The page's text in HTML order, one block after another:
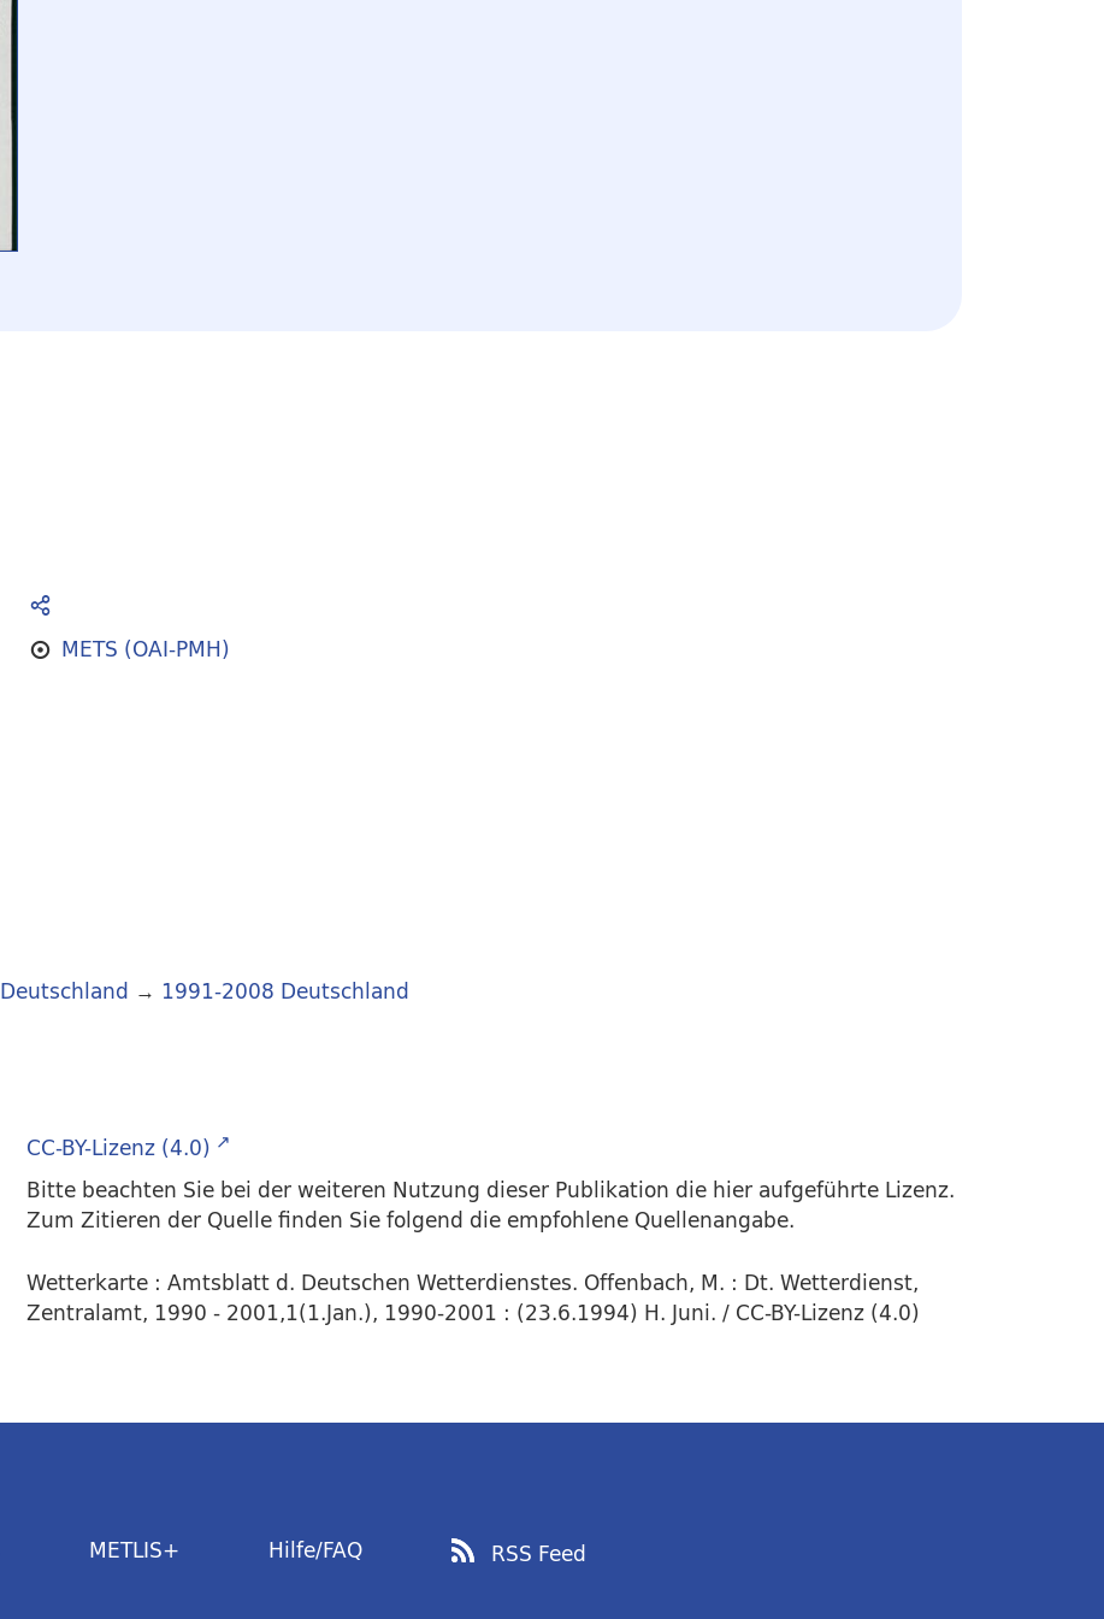
METS (OAI-PMH)
Deutschland → 1991-2008 Deutschland
CC-BY-Lizenz (4.0)
Bitte beachten Sie bei der weiteren Nutzung dieser Publikation die hier aufgeführte Lizenz.
Zum Zitieren der Quelle finden Sie folgend die empfohlene Quellenangabe.
Wetterkarte : Amtsblatt d. Deutschen Wetterdienstes. Offenbach, M. : Dt. Wetterdienst,
Zentralamt, 1990 - 2001,1(1.Jan.), 1990-2001 : (23.6.1994) H. Juni. / CC-BY-Lizenz (4.0)
METLIS+ Hilfe/FAQ RSS Feed